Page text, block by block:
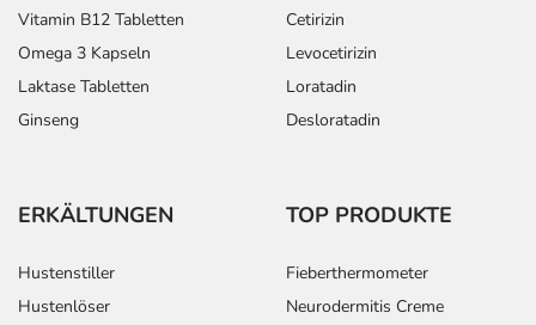
Vitamin B12 Tabletten
Omega 3 Kapseln
Laktase Tabletten
Ginseng
Cetirizin
Levocetirizin
Loratadin
Desloratadin
ERKÄLTUNGEN
Hustenstiller
Hustenlöser
TOP PRODUKTE
Fieberthermometer
Neurodermitis Creme